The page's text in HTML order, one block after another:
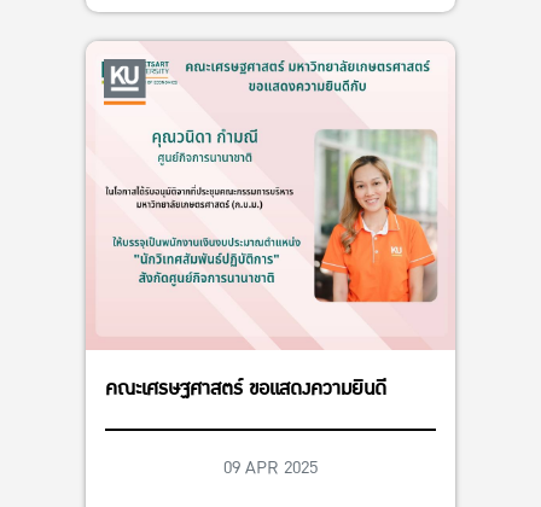
คณะเศรษฐศาสตร์ ขอแสดงความยินดี
09 APR 2025